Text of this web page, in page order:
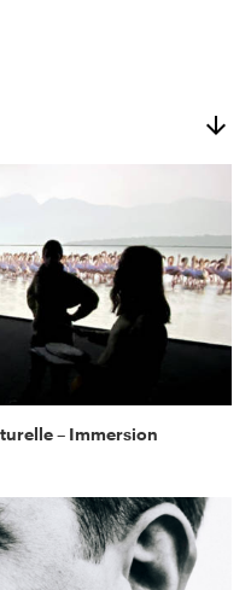
– Immersion